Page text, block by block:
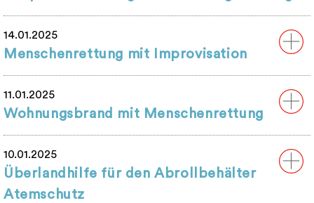
14.01.2025
Menschenrettung mit Improvisation
11.01.2025
Wohnungsbrand mit Menschenrettung
10.01.2025
Überlandhilfe für den Abrollbehälter
Atemschutz